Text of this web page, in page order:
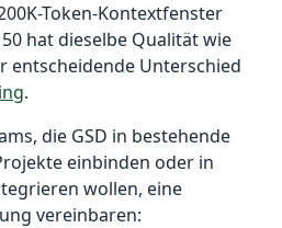
Token-Kontextfenster
hat dieselbe Qualität wie
entscheidende Unterschied
.
die GSD in bestehende
einbinden oder in
wollen, eine
vereinbaren: